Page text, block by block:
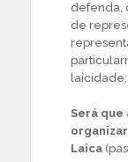
defenda,
de
Será que
Laica